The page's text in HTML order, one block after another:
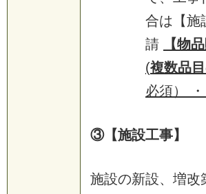
合は【施
請
【物
(複数品目
必須） ・
③【施設工事】
施設の新設、増改